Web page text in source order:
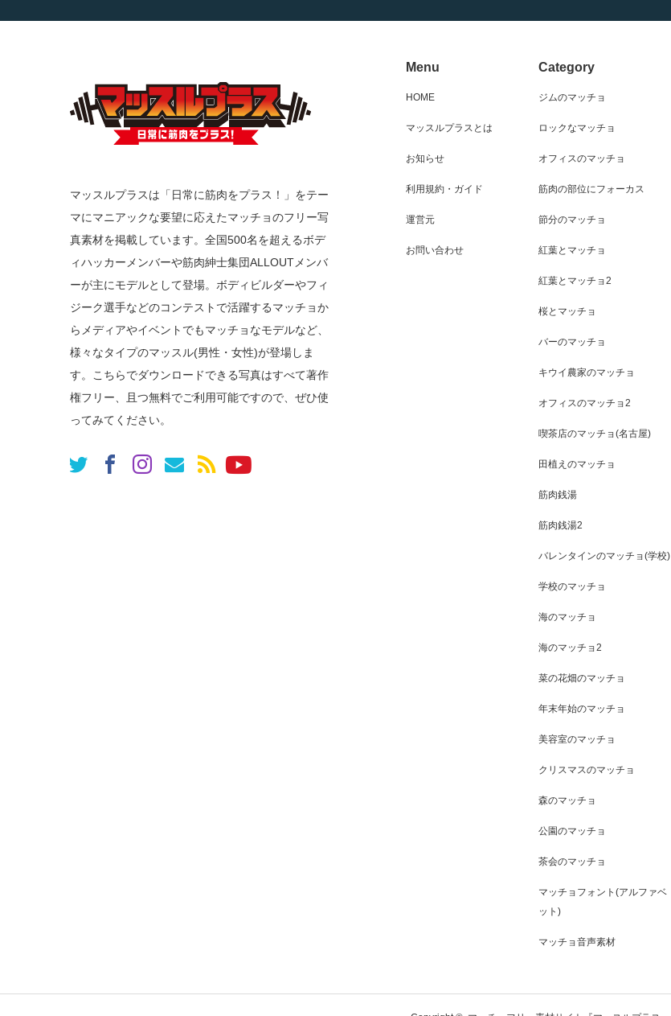
マッスルプラスは「日常に筋肉をプラス！」をテー
マにマニアックな要望に応えたマッチョのフリー写
真素材を掲載しています。全国500名を超えるボデ
ィハッカーメンバーや筋肉紳士集団ALLOUTメンバ
ーが主にモデルとして登場。ボディビルダーやフィ
ジーク選手などのコンテストで活躍するマッチョか
らメディアやイベントでもマッチョなモデルなど、
様々なタイプのマッスル(男性・女性)が登場しま
す。こちらでダウンロードできる写真はすべて著作
権フリー、且つ無料でご利用可能ですので、ぜひ使
ってみてください。
Menu
HOME
マッスルプラスとは
お知らせ
利用規約・ガイド
運営元
お問い合わせ
Category
ジムのマッチョ
ロックなマッチョ
オフィスのマッチョ
筋肉の部位にフォーカス
節分のマッチョ
紅葉とマッチョ
紅葉とマッチョ2
桜とマッチョ
バーのマッチョ
キウイ農家のマッチョ
オフィスのマッチョ2
喫茶店のマッチョ(名古屋)
田植えのマッチョ
筋肉銭湯
筋肉銭湯2
バレンタインのマッチョ(学校)
学校のマッチョ
海のマッチョ
海のマッチョ2
菜の花畑のマッチョ
年末年始のマッチョ
美容室のマッチョ
クリスマスのマッチョ
森のマッチョ
公園のマッチョ
茶会のマッチョ
マッチョフォント(アルファベ
ット)
マッチョ音声素材